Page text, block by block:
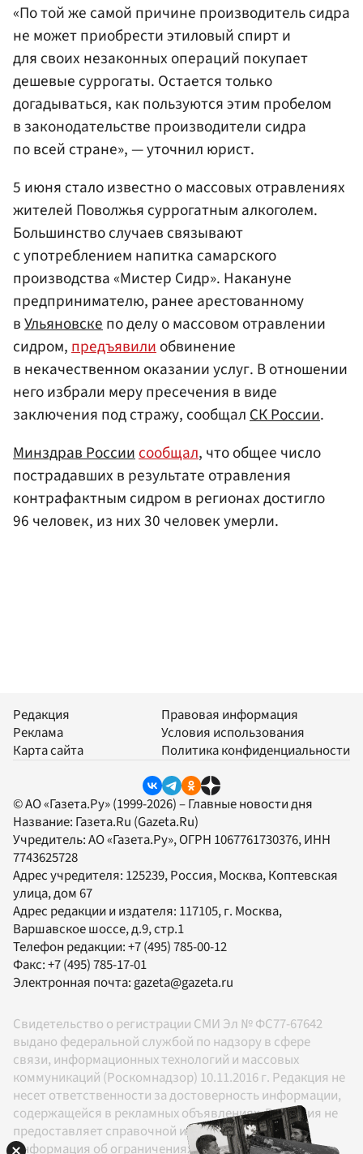
«По той же самой причине производитель сидра
не может приобрести этиловый спирт и
для своих незаконных операций покупает
дешевые суррогаты. Остается только
догадываться, как пользуются этим пробелом
в законодательстве производители сидра
по всей стране», — уточнил юрист.
5 июня стало известно о массовых отравлениях
жителей Поволжья суррогатным алкоголем.
Большинство случаев связывают
с употреблением напитка самарского
производства «Мистер Сидр». Накануне
предпринимателю, ранее арестованному
вУльяновскепо делу о массовом отравлении
сидром,предъявилиобвинение
в некачественном оказании услуг. В отношении
него избрали меру пресечения в виде
заключения под стражу, сообщалСК России.
Минздрав Россиисообщал, что общее число
пострадавших в результате отравления
контрафактным сидром в регионах достигло
96 человек, из них 30 человек умерли.
Редакция
Реклама
Карта сайта
Правовая информация
Условия использования
Политика конфиденциальности
© АО «Газета.Ру» (1999-2026) – Главные новости дня
Название: Газета.Ru (Gazeta.Ru)
Учредитель:АО «Газета.Ру», ОГРН 1067761730376, ИНН
7743625728
Адрес учредителя: 125239, Россия, Москва, Коптевская
улица, дом 67
Адрес редакции и издателя: 117105, г. Москва,
Варшавское шоссе, д.9, стр.1
Телефон редакции:+7 (495) 785-00-12
Факс:+7 (495) 785-17-01
Электронная почта:gazeta@gazeta.ru
Свидетельство о регистрации СМИ Эл № ФС77-67642
выдано федеральной службой по надзору в сфере
связи, информационных технологий и массовых
коммуникаций (Роскомнадзор) 10.11.2016 г. Редакция не
несет ответственности за достоверность информации,
содержащейся в рекламных объявлениях. Редакция не
предоставляет справочной информации.
Информация об ограничениях